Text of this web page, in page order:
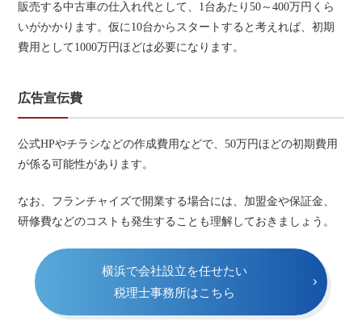
販売する中古車の仕入れ代として、1台あたり50～400万円くら
いがかかります。仮に10台からスタートすると考えれば、初期
費用として1000万円ほどは必要になります。
広告宣伝費
公式HPやチラシなどの作成費用などで、50万円ほどの初期費用
が係る可能性があります。
なお、フランチャイズで開業する場合には、加盟金や保証金、
研修費などのコストも発生することも理解しておきましょう。
横浜で会社設立を任せたい
税理士事務所はこちら